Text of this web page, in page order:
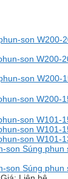
W200-
W200-
W200-
W200-
W101-
W101-
W101-
Súng phun
Súng phun